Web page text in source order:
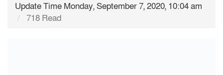
Update Time Monday, September 7, 2020, 10:04 am
718 Read